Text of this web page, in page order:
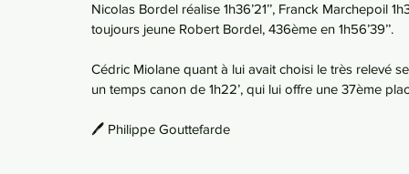
Nicolas Bordel réalise 1h36’21’’, Franck Marchepoil
toujours jeune Robert Bordel, 436ème en 1h56’39’’.
Cédric Miolane quant à lui avait choisi le très relevé
un temps canon de 1h22’, qui lui offre une 37ème
🖊️ Philippe Gouttefarde